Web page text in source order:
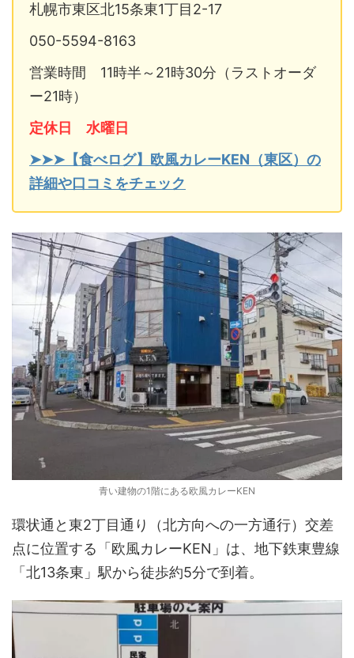
札幌市東区北15条東1丁目2-17
050-5594-8163
営業時間 11時半～21時30分（ラストオーダ
ー21時）
定休日 水曜日
➤➤➤【食べログ】欧風カレーKEN（東区）の
詳細や口コミをチェック
青い建物の1階にある欧風カレーKEN
環状通と東2丁目通り（北方向への一方通行）交差
点に位置する「欧風カレーKEN」は、地下鉄東豊線
「北13条東」駅から徒歩約5分で到着。